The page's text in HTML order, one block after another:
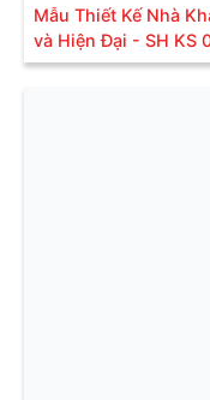
Mẫu Thiết Kế Nhà
và Hiện Đại - SH KS